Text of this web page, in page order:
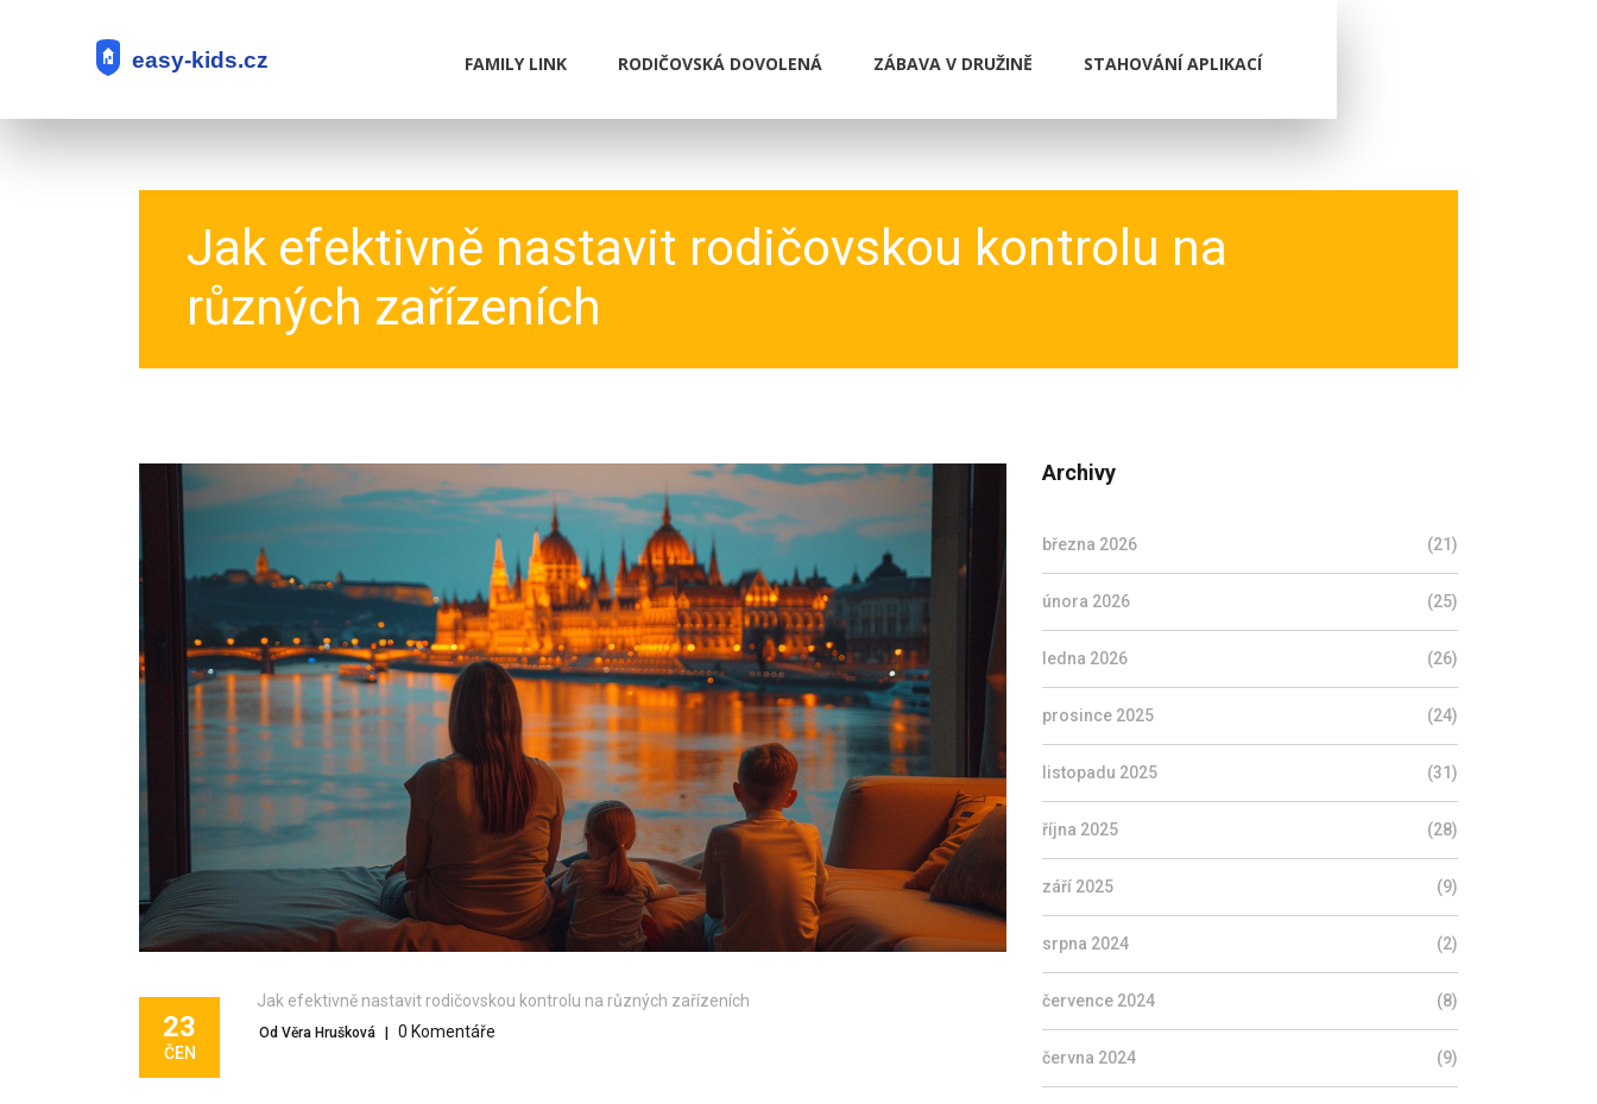
FAMILY LINK RODIČOVSKÁ DOVOLENÁ ZÁBAVA V DRUŽINĚ STAHOVÁNÍ APLIKACÍ
Jak efektivně nastavit rodičovskou kontrolu na
různých zařízeních
23
ČEN
Jak efektivně nastavit rodičovskou kontrolu na různých zařízeních
Od Věra Hrušková | 0 Komentáře
Archivy
března 2026 (21)
února 2026 (25)
ledna 2026 (26)
prosince 2025 (24)
listopadu 2025 (31)
října 2025 (28)
září 2025 (9)
srpna 2024 (2)
července 2024 (8)
června 2024 (9)